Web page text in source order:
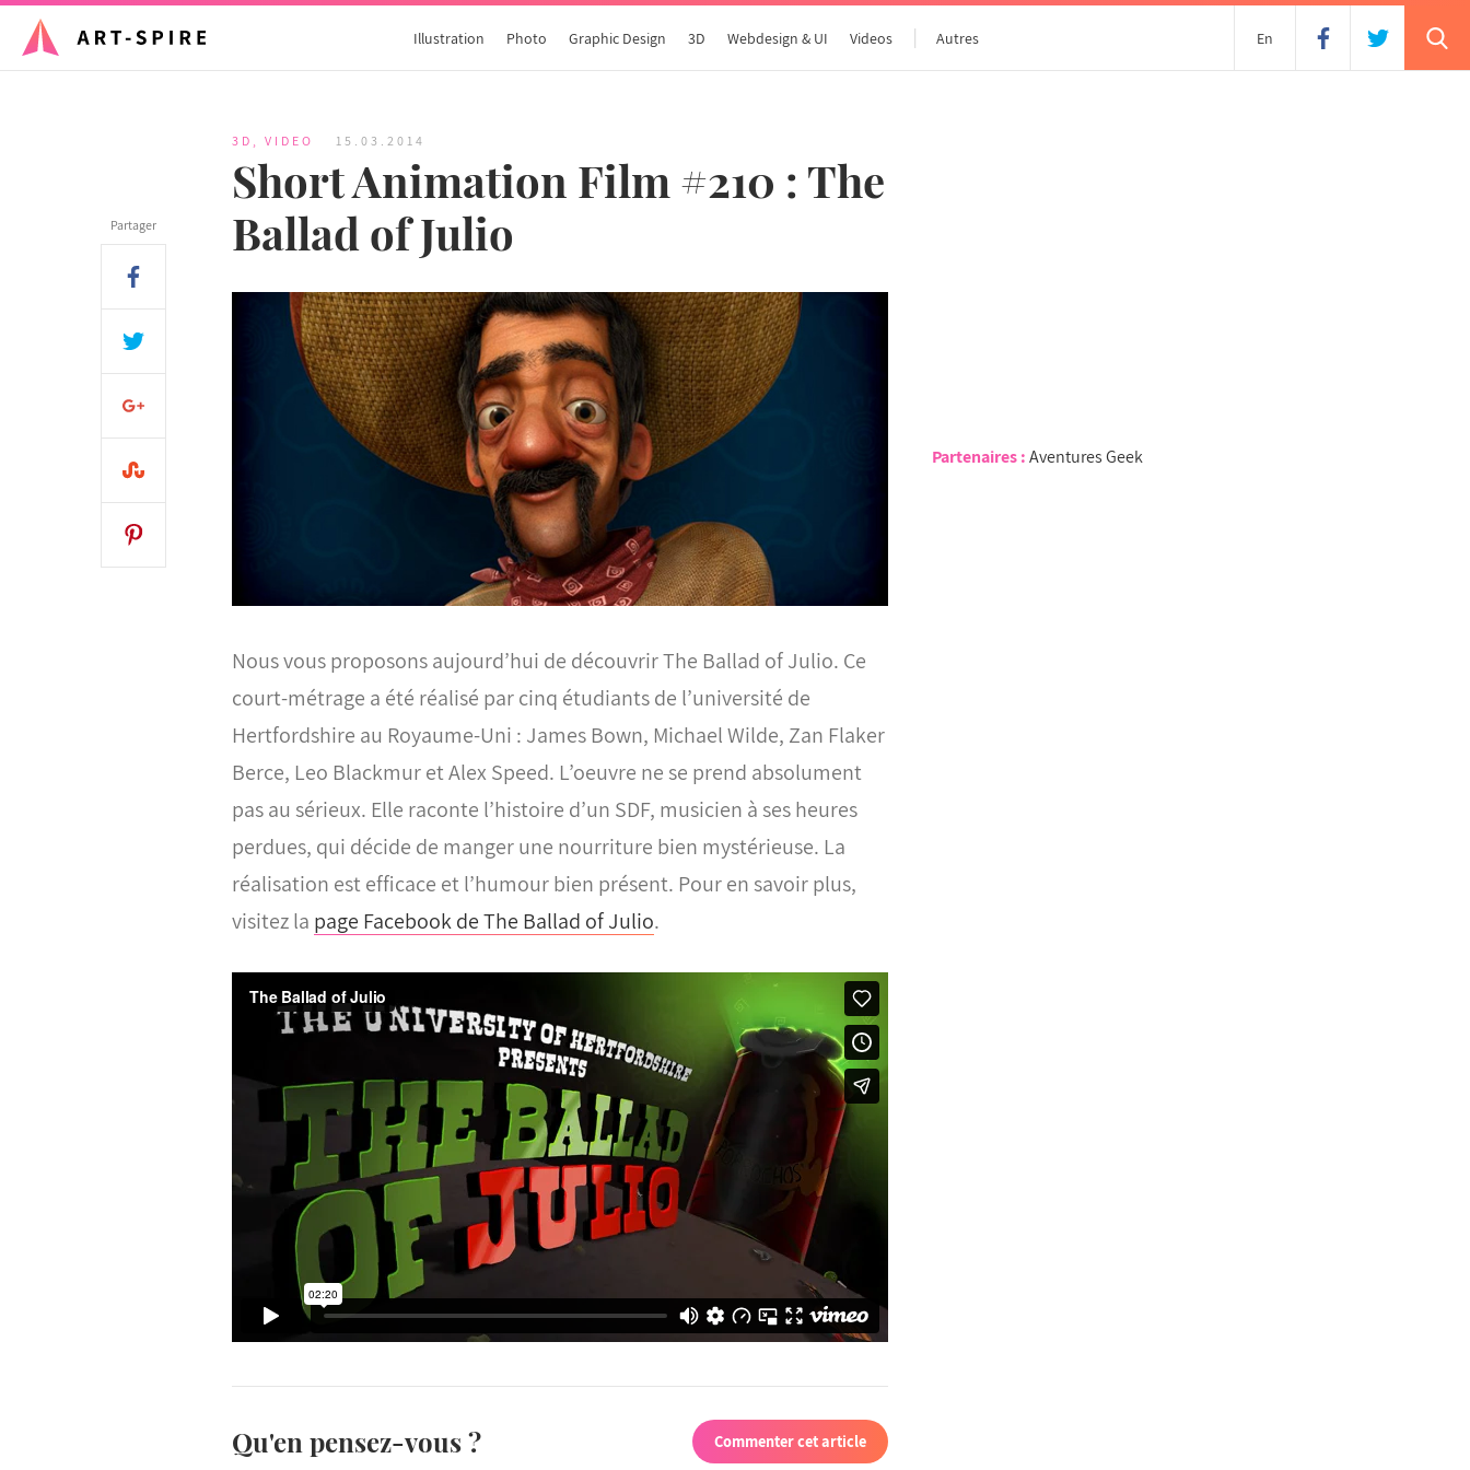
Illustration Photo Graphic Design 3D Webdesign & UI Videos Autres En
Partenaires :Aventures Geek
3D , VIDEO 15.03.2014
Short Animation Film #210 : The
Ballad of Julio
Nous vous proposons aujourd’hui de découvrir The Ballad of Julio. Ce
court-métrage a été réalisé par cinq étudiants de l’université de
Hertfordshire au Royaume-Uni : James Bown, Michael Wilde, Zan Flaker
Berce, Leo Blackmur et Alex Speed. L’oeuvre ne se prend absolument
pas au sérieux. Elle raconte l’histoire d’un SDF, musicien à ses heures
perdues, qui décide de manger une nourriture bien mystérieuse. La
réalisation est efficace et l’humour bien présent. Pour en savoir plus,
visitez la page Facebook de The Ballad of Julio.
Qu'en pensez-vous ? Commenter cet article
Partager